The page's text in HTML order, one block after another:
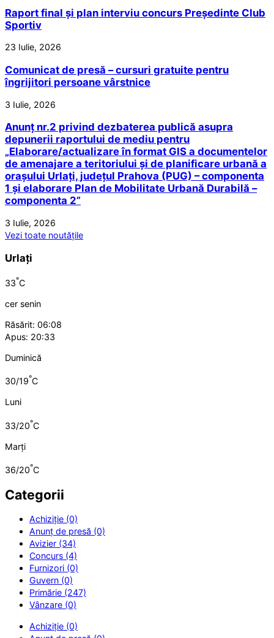
Raport final și plan interviu concurs Președinte Club
Sportiv
23 Iulie, 2026
Comunicat de presă – cursuri gratuite pentru
îngrijitori persoane vârstnice
3 Iulie, 2026
Anunț nr.2 privind dezbaterea publică asupra
depunerii raportului de mediu pentru
„Elaborare/actualizare în format GIS a documentelor
de amenajare a teritoriului și de planificare urbană a
orașului Urlați, județul Prahova (PUG) – componenta
1 și elaborare Plan de Mobilitate Urbană Durabilă –
componenta 2”
3 Iulie, 2026
Vezi toate noutățile
Urlați
33°C
cer senin
Răsărit: 06:08
Apus: 20:33
Duminică
30/19°C
Luni
33/20°C
Marți
36/20°C
Categorii
Achiziție (0)
Anunț de presă (0)
Avizier (34)
Concurs (4)
Furnizori (0)
Guvern (0)
Primărie (247)
Vânzare (0)
Achiziție (0)